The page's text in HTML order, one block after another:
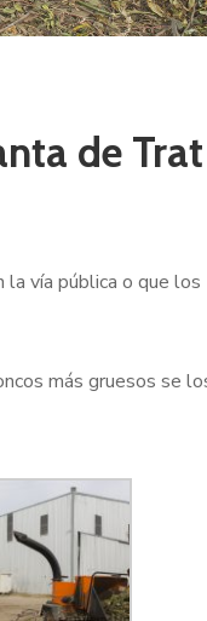
de Trat
vía pública o que los
más gruesos se